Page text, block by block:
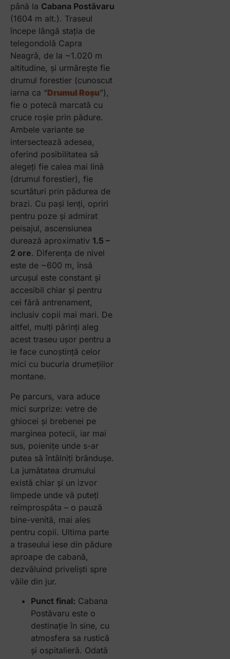
până la Cabana Postăvaru
(1604 m alt.). Traseul
începe lângă stația de
telegondolă Capra
Neagră, de la ~1.020 m
altitudine, și urmărește fie
drumul forestier (cunoscut
iarna ca “Drumul Roșu”),
fie o potecă marcată cu
cruce roșie prin pădure.
Ambele variante se
intersectează adesea,
oferind posibilitatea să
alegeți fie calea mai lină
(drumul forestier), fie
scurtături prin pădurea de
brazi. Cu pași lenți, opriri
pentru poze și admirat
peisajul, ascensiunea
durează aproximativ 1.5 –
2 ore. Diferența de nivel
este de ~600 m, însă
urcușul este constant și
accesibil chiar și pentru
cei fără antrenament,
inclusiv copii mai mari. De
altfel, mulți părinți aleg
acest traseu ușor pentru a
le face cunoștință celor
mici cu bucuria drumețiilor
montane.
Pe parcurs, vara aduce
mici surprize: vetre de
ghiocei și brebenei pe
marginea potecii, iar mai
sus, poienițe unde s-ar
putea să întâlniți brândușe.
La jumătatea drumului
există chiar și un izvor
limpede unde vă puteți
reîmprospăta – o pauză
bine-venită, mai ales
pentru copii. Ultima parte
a traseului iese din pădure
aproape de cabană,
dezvăluind priveliști spre
văile din jur.
Punct final: Cabana
Postăvaru este o
destinație în sine, cu
atmosfera sa rustică
și ospitalieră. Odată